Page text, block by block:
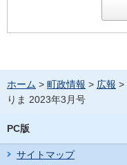
ホーム > 町政情報 > 広報 >
りま 2023年3月号
PC版
サイトマップ